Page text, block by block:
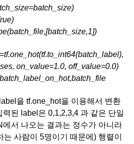
on_value=1.0, off_value=0.0)
을 tf.one_hot을 이용해서 변환
된 label은 0,1,2,3,4 과 같은 단일
서 나오는 결과는 정수가 아니라
사람이 5명이기 때문에) 행렬이